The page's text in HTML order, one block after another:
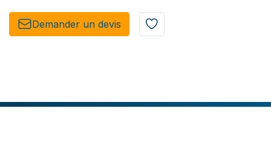
Demander un de​​vis​​